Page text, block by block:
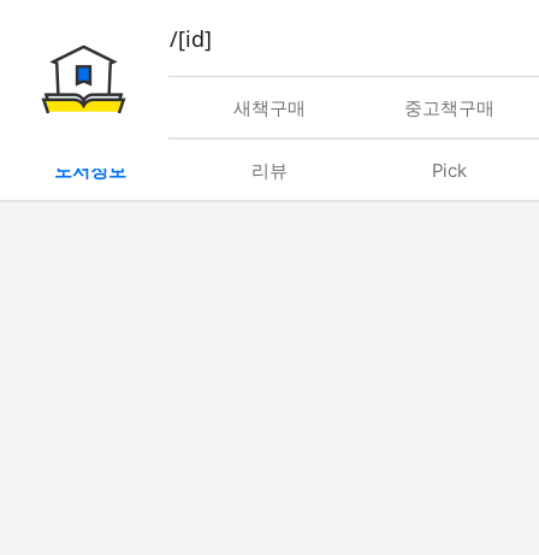
book/rent/[id]
대여 새책구매 중고책구매
도서정보 리뷰 Pick